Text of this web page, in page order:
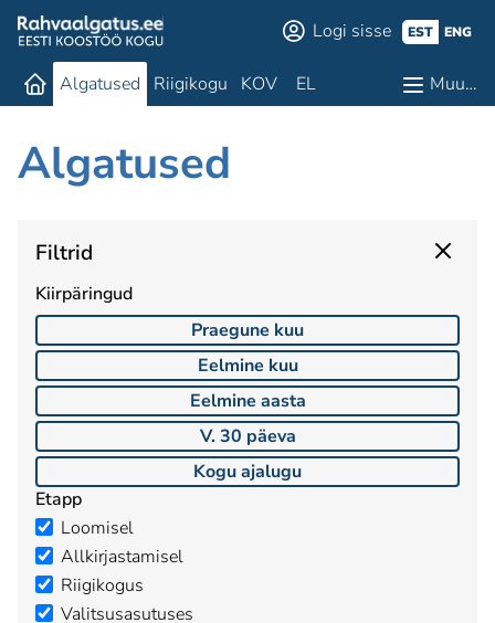
Logi sisse EST ENG
Algatused Riigikogu KOV EL Muu…
Algatused
Filtrid
Kiirpäringud
Praegune kuu
Eelmine kuu
Eelmine aasta
V. 30 päeva
Kogu ajalugu
Etapp
Loomisel
Allkirjastamisel
Riigikogus
Valitsusasutuses